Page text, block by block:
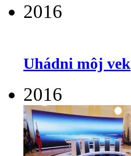
2016
Uhádni môj vek
2016